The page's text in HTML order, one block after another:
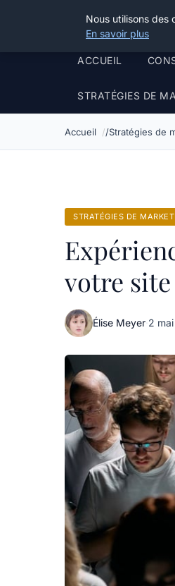
Henry Panky
ACCUEIL
STRATÉGIES DE
Accueil Stratégies de
STRATÉGIES DE
votre
Élise Meyer·2
Nous utilisons des
En savoir plus